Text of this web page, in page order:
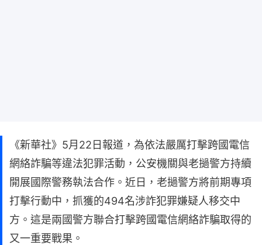
《新華社》5月22日報道，為依法嚴厲打擊跨國電信
網絡詐騙等違法犯罪活動，公安機關與老撾警方持續
開展國際警務執法合作。近日，老撾警方將前期專項
打擊行動中，抓獲的494名涉詐犯罪嫌疑人移交中
方。這是兩國警方聯合打擊跨國電信網絡詐騙取得的
又一重要戰果。